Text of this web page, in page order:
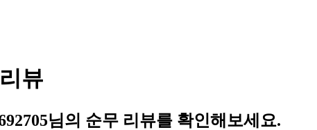
뷰
님의 순무 리뷰를 확인해보세요.